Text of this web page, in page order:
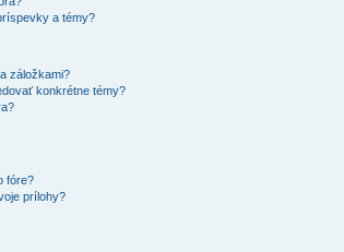
a témy?
záložkami?
konkrétne témy?
fóre?
prílohy?